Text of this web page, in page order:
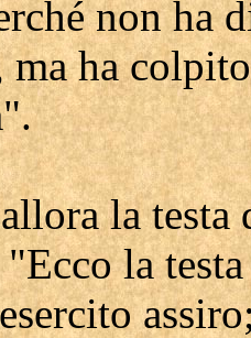
non ha
ma ha
la
la